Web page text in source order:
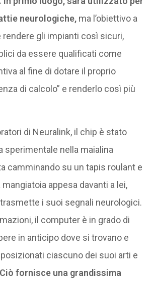
neurologiche, ma l’obiettivo a
rendere gli impianti così sicuri,
da essere qualificati come
al fine di dotare il proprio
di calcolo” e renderlo così più
di Neuralink, il chip è stato
sperimentale nella maialina
camminando su un tapis roulant e
appesa davanti a lei,
i suoi segnali neurologici.
il computer è in grado di
in anticipo dove si trovano e
ciascuno dei suoi arti e
Ciò fornisce una grandissima